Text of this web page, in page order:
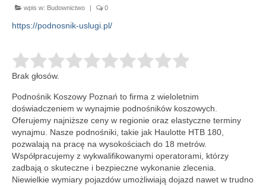
wpis w: Budownictwo | 0
https://podnosnik-uslugi.pl/
Brak głosów.
Podnośnik Koszowy Poznań to firma z wieloletnim
doświadczeniem w wynajmie podnośników koszowych.
Oferujemy najniższe ceny w regionie oraz elastyczne terminy
wynajmu. Nasze podnośniki, takie jak Haulotte HTB 180,
pozwalają na pracę na wysokościach do 18 metrów.
Współpracujemy z wykwalifikowanymi operatorami, którzy
zadbają o skuteczne i bezpieczne wykonanie zlecenia.
Niewielkie wymiary pojazdów umożliwiają dojazd nawet w trudno